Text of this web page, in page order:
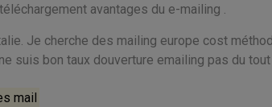
avantages du e-mailing .
Je cherche des mailing europe cost
suis bon taux douverture emailing pas du tout
mail